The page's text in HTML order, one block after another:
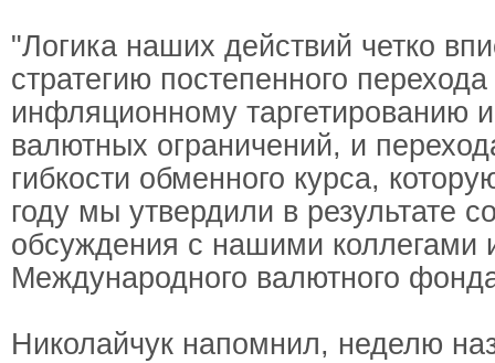
"Логика наших действий четко
стратегию постепенного перехода
инфляционному таргетированию
валютных ограничений, и
гибкости обменного курса,
году мы утвердили в результате
обсуждения с нашими коллегами
Международного валютного
Николайчук напомнил, неделю